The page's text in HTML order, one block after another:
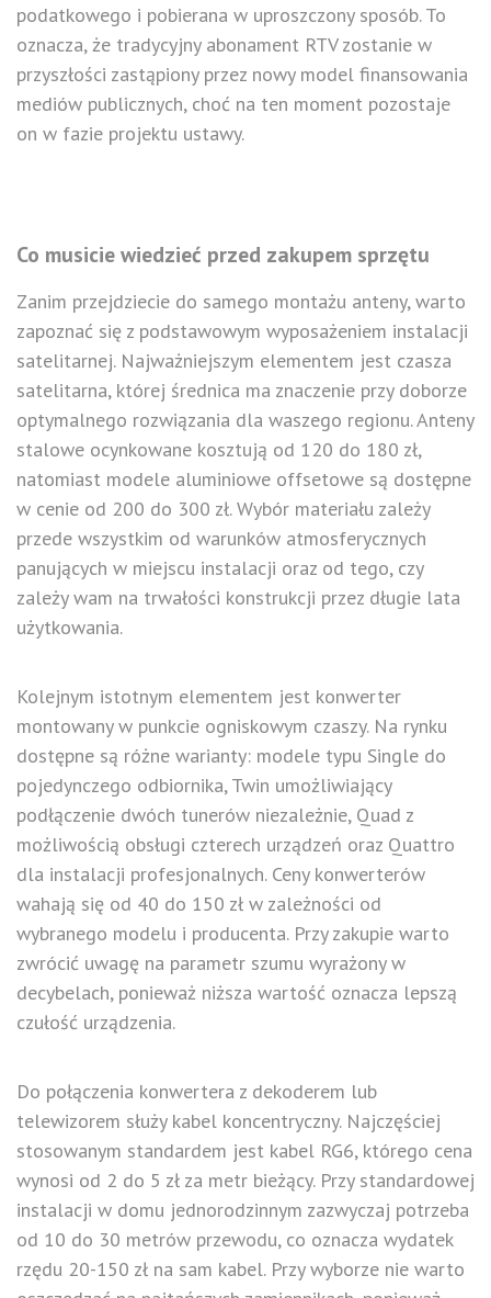
podatkowego i pobierana w uproszczony sposób. To
oznacza, że tradycyjny abonament RTV zostanie w
przyszłości zastąpiony przez nowy model finansowania
mediów publicznych, choć na ten moment pozostaje
on w fazie projektu ustawy.
Co musicie wiedzieć przed zakupem sprzętu
Zanim przejdziecie do samego montażu anteny, warto
zapoznać się z podstawowym wyposażeniem instalacji
satelitarnej. Najważniejszym elementem jest czasza
satelitarna, której średnica ma znaczenie przy doborze
optymalnego rozwiązania dla waszego regionu. Anteny
stalowe ocynkowane kosztują od 120 do 180 zł,
natomiast modele aluminiowe offsetowe są dostępne
w cenie od 200 do 300 zł. Wybór materiału zależy
przede wszystkim od warunków atmosferycznych
panujących w miejscu instalacji oraz od tego, czy
zależy wam na trwałości konstrukcji przez długie lata
użytkowania.
Kolejnym istotnym elementem jest konwerter
montowany w punkcie ogniskowym czaszy. Na rynku
dostępne są różne warianty: modele typu Single do
pojedynczego odbiornika, Twin umożliwiający
podłączenie dwóch tunerów niezależnie, Quad z
możliwością obsługi czterech urządzeń oraz Quattro
dla instalacji profesjonalnych. Ceny konwerterów
wahają się od 40 do 150 zł w zależności od
wybranego modelu i producenta. Przy zakupie warto
zwrócić uwagę na parametr szumu wyrażony w
decybelach, ponieważ niższa wartość oznacza lepszą
czułość urządzenia.
Do połączenia konwertera z dekoderem lub
telewizorem służy kabel koncentryczny. Najczęściej
stosowanym standardem jest kabel RG6, którego cena
wynosi od 2 do 5 zł za metr bieżący. Przy standardowej
instalacji w domu jednorodzinnym zazwyczaj potrzeba
od 10 do 30 metrów przewodu, co oznacza wydatek
rzędu 20-150 zł na sam kabel. Przy wyborze nie warto